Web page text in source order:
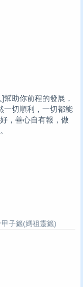
助你前程的發展，
一切順利，一切都能
，善心自有報，做
子籤(媽祖靈籤)